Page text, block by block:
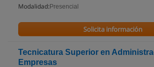
Modalidad: Presencial
Solicita información
Tecnicatura Superior en
Empresas